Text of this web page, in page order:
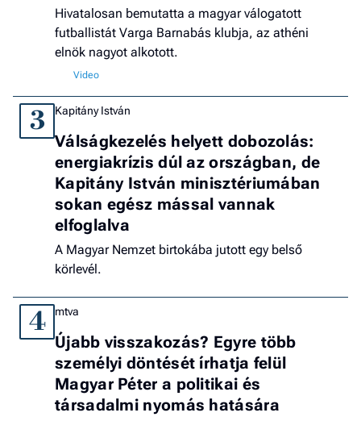
Hivatalosan bemutatta a magyar válogatott
futballistát Varga Barnabás klubja, az athéni
elnök nagyot alkotott.
3 Kapitány István
Válságkezelés helyett dobozolás:
energiakrízis dúl az országban, de
Kapitány István minisztériumában
sokan egész mással vannak
elfoglalva
A Magyar Nemzet birtokába jutott egy belső
körlevél.
4 mtva
Újabb visszakozás? Egyre több
személyi döntését írhatja felül
Magyar Péter a politikai és
társadalmi nyomás hatására